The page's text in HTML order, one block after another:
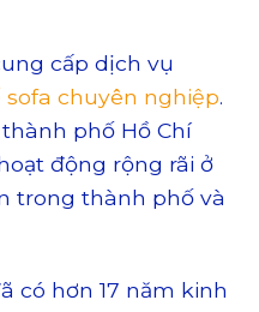
cấp dịch vụ
sofa chuyên nghiệp.
phố Hồ Chí
động rộng rãi ở
trong thành phố và
có hơn 17 năm kinh